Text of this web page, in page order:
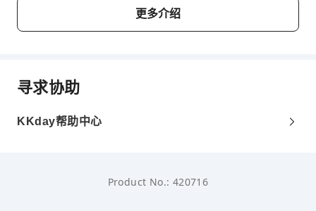
满足您的需求。 住宿提供洗衣服务，对于长住客人或在您有需
要时，可确保您喜爱的旅行衣物清新可穿。想要放松吗？
SpringHill Suites by Marriott Morgantown提供客房送餐服务
Morgantown，每间客房均配备便利的设施，确保您享受舒适
的入住体验。部分客房提供丰富多样的设施，例如室内视频流
放心，在一些特定的客房中，您可以找到冲泡咖啡或茶所需的
使用 24 小时提供零食和饮料的自动售货机。 尽情享受
更多介绍
寻求协助
KKday帮助中心
Product No.: 420716